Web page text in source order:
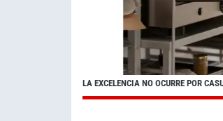
LA EXCELENCIA NO OCURRE POR